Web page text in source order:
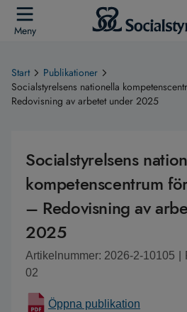
Meny
Start
Publikationer
Socialstyrelsens nationella
Redovisning av arbetet under 2025
Socialstyrelsens
kompetenscentrum
– Redovisning av
2025
Artikelnummer: 2026-2-10105
02
Öppna publikation